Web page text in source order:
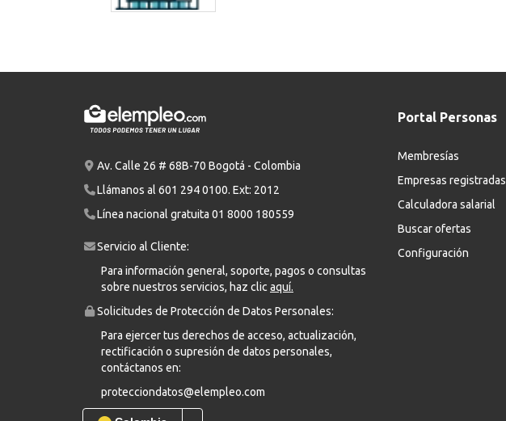
Av. Calle 26 # 68B-70 Bogotá - Colombia
Llámanos al 601 294 0100. Ext: 2012
Línea nacional gratuita 01 8000 180559
Servicio al Cliente:
Para información general, soporte, pagos o consultas
sobre nuestros servicios, haz clicaquí.
Solicitudes de Protección de Datos Personales:
Para ejercer tus derechos de acceso, actualización,
rectificación o supresión de datos personales,
contáctanos en:
protecciondatos@elempleo.com
Portal Personas
Membresías
Empresas registradas
Calculadora salarial
Buscar ofertas
Configuración